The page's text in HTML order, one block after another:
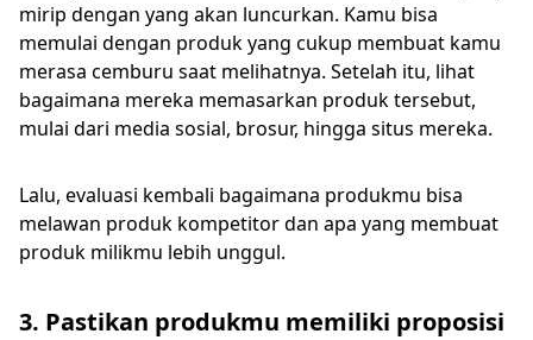
mirip dengan yang akan luncurkan. Kamu bisa
memulai dengan produk yang cukup membuat kamu
merasa cemburu saat melihatnya. Setelah itu, lihat
bagaimana mereka memasarkan produk tersebut,
mulai dari media sosial, brosur, hingga situs mereka.
Lalu, evaluasi kembali bagaimana produkmu bisa
melawan produk kompetitor dan apa yang membuat
produk milikmu lebih unggul.
3. Pastikan produkmu memiliki proposisi